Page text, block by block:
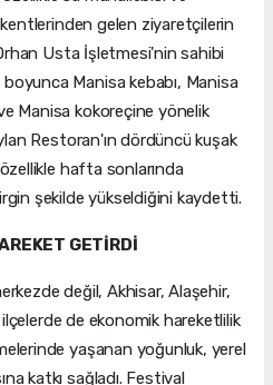
gelen ziyaretçilerin
Usta İşletmesi'nin sahibi
Manisa kebabı, Manisa
Manisa kokoreçine yönelik
Restoran'ın dördüncü kuşak
hafta sonlarında
şekilde yükseldiğini kaydetti.
GETİRDİ
değil, Akhisar, Alaşehir,
de ekonomik hareketlilik
yaşanan yoğunluk, yerel
katkı sağladı. Festival